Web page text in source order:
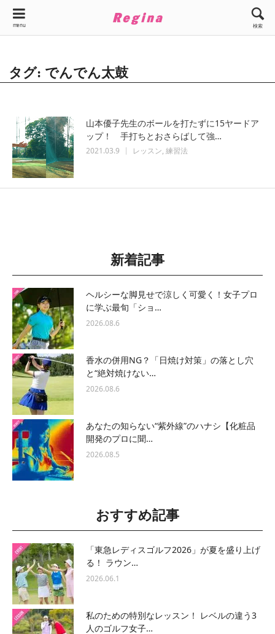
menu 検索
タグ: でんでん太鼓
山本優子先生のボールを打たずに15ヤードア
ップ！ 手打ちとおさらばして強…
2021.03.9 レッスン 練習法
新着記事
ヘルシーな脚見せで涼しく可愛く！女子プロ
に学ぶ最旬「ショ…
2026.08.6
香水の併用NG？「日焼け対策」の落とし穴
と“絶対焼けない…
2026.08.6
あなたの知らない“紫外線”のハナシ【化粧品
開発のプロに聞…
2026.08.5
おすすめ記事
「東急レディスゴルフ2026」が夏を盛り上げ
る！ ラウン…
2026.06.1
私のための特別なレッスン！ レベルの違う3
人のゴルフ女子…